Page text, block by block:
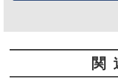
関